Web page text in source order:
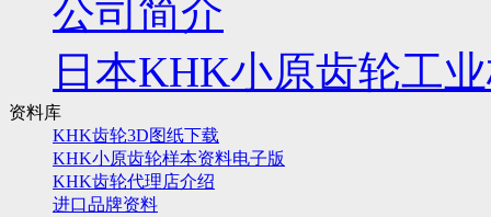
公司简介
日本KHK小原齿轮工
资料库
KHK齿轮3D图纸下载
KHK小原齿轮样本资料电子版
KHK齿轮代理店介绍
进口品牌资料